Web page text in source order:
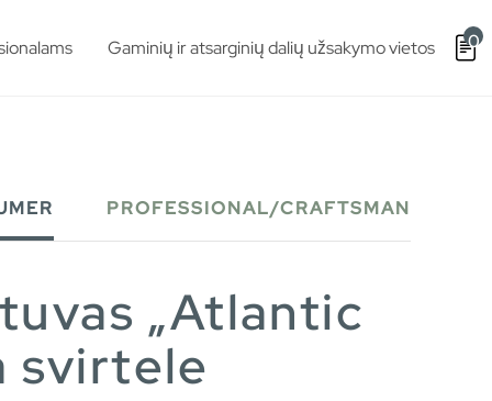
Gaminių ir atsarginių dalių užsakymo vietos 0
PROFESSIONAL/CRAFTSMAN
„Atlantic
svirtele